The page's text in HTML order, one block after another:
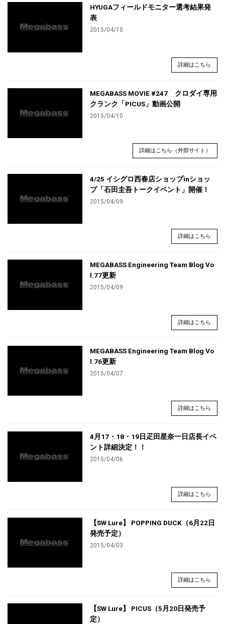
HYUGAフィールドモニター選考結果発
表
2015/04/10
詳細はこちら
MEGABASS MOVIE #247 クロダイ専用
クランク「PICUS」動画公開
2015/04/10
詳細はこちら（外部サイト）
4/25 イシグロ西春店ショップinショッ
プ「石田圭吾トークイベント」開催！
2015/04/09
詳細はこちら
MEGABASS Engineering Team Blog Vo
l.77更新
2015/04/09
詳細はこちら
MEGABASS Engineering Team Blog Vo
l.76更新
2015/04/07
詳細はこちら
4月17・18・19日疋田星奈一日店長イベ
ント詳細決定！！
2015/04/06
詳細はこちら
【SW Lure】 POPPING DUCK（6月22日
発売予定）
2015/04/03
詳細はこちら
【SW Lure】 PICUS（5月20日発売予
定）